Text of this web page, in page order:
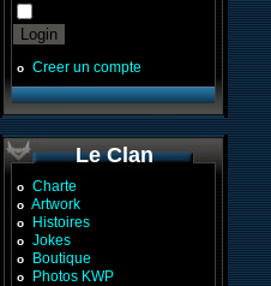
o Creer un compte
Le Clan
o Charte
o Artwork
o Histoires
o Jokes
o Boutique
o Photos KWP